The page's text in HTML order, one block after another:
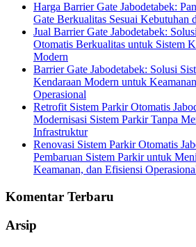
Harga Barrier Gate Jabodetabek:
Gate Berkualitas Sesuai Kebutuhan
Jual Barrier Gate Jabodetabek:
Otomatis Berkualitas untuk Sistem
Modern
Barrier Gate Jabodetabek: Solusi
Kendaraan Modern untuk
Operasional
Retrofit Sistem Parkir Otomatis
Modernisasi Sistem Parkir Tanpa
Infrastruktur
Renovasi Sistem Parkir Otomatis
Pembaruan Sistem Parkir untuk
Keamanan, dan Efisiensi
Komentar Terbaru
Arsip